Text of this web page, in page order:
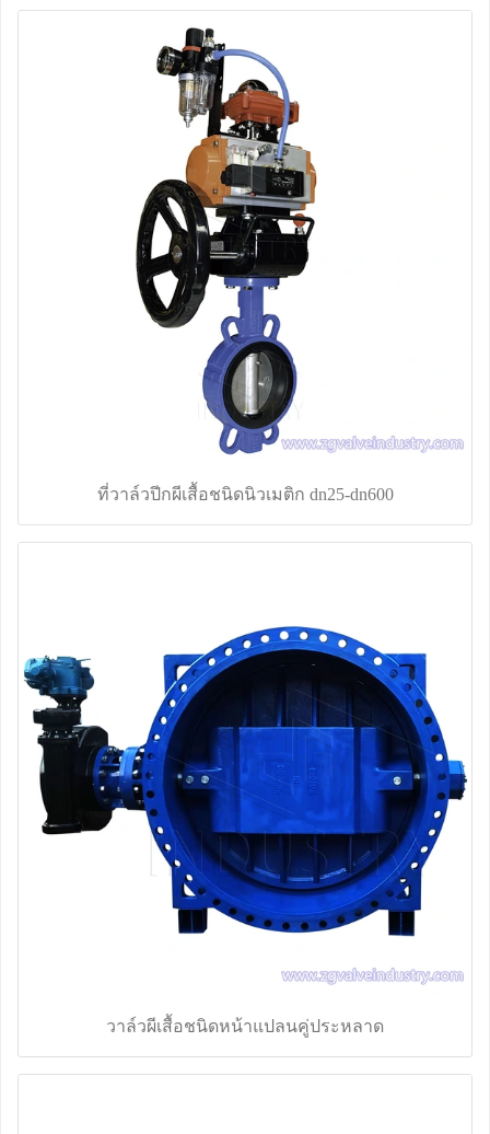
ที่วาล์วปีกผีเสื้อชนิดนิวเมติก dn25-dn600
วาล์วผีเสื้อชนิดหน้าแปลนคู่ประหลาด